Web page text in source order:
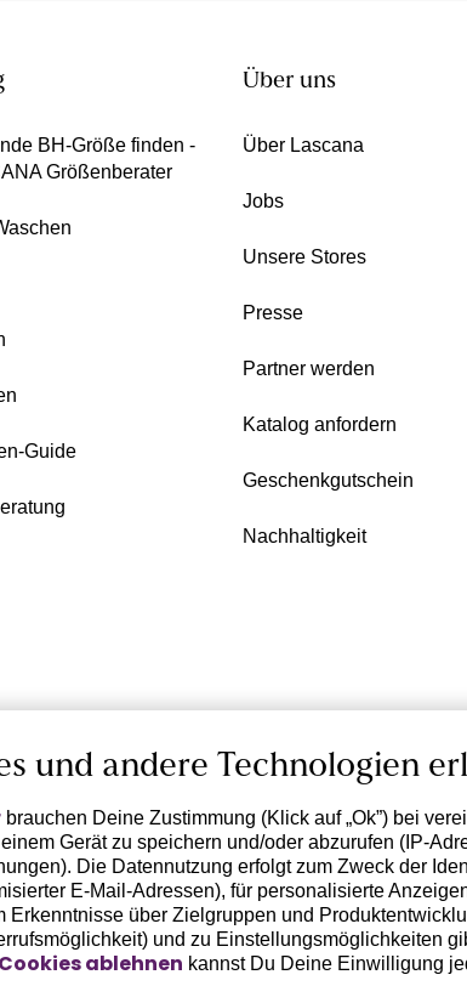
BH-Größe finden -
Größenberater
Guide
Über uns
Über Lascana
Jobs
Unsere Stores
Presse
Partner werden
Katalog anfordern
Geschenkgutschein
Nachhaltigkeit
und andere Technologien
brauchen Deine Zustimmung (Klick auf „Ok”) bei
Gerät zu speichern und/oder abzurufen (IP-
Die Datennutzung erfolgt zum Zweck der
E-Mail-Adressen), für personalisierte
Erkenntnisse über Zielgruppen und
und zu Einstellungsmöglichkeiten
Cookies ablehnen kannst Du Deine Einwilligung